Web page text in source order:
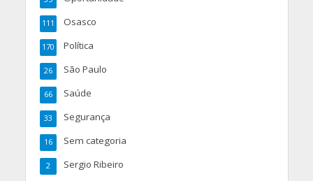
Osasco
111
Política
170
São Paulo
26
Saúde
66
Segurança
33
Sem categoria
16
Sergio Ribeiro
2